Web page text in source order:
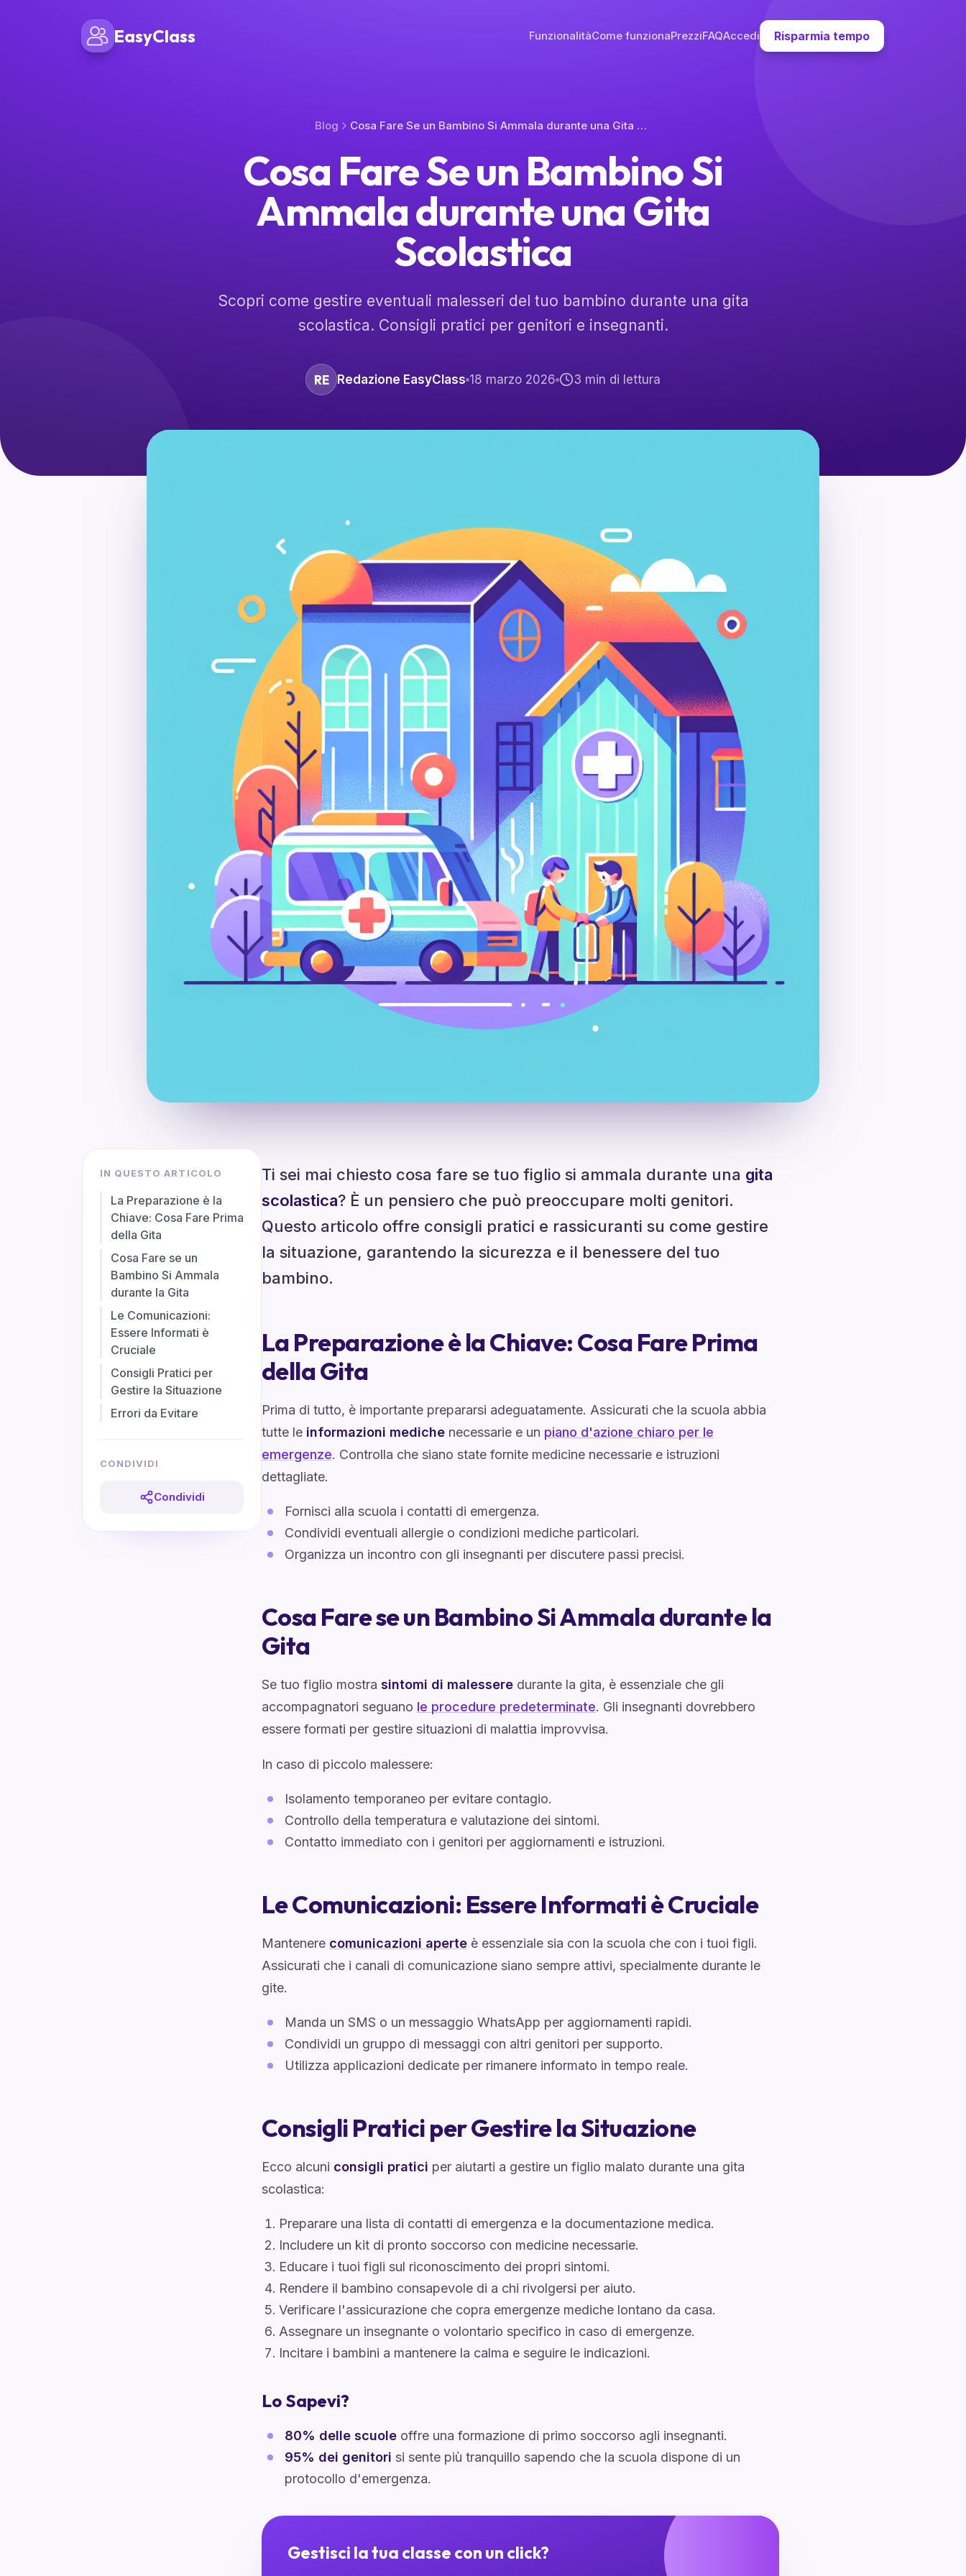
EasyClass FunzionalitàCome funzionaPrezziFAQAccedi Risparmia tempo
Blog Cosa Fare Se un Bambino Si Ammala durante una Gita Scolastica
Cosa Fare Se un Bambino Si
Ammala durante una Gita
Scolastica
Scopri come gestire eventuali malesseri del tuo bambino durante una gita
scolastica. Consigli pratici per genitori e insegnanti.
RE Redazione EasyClass 18 marzo 2026 3 min di lettura
IN QUESTO ARTICOLO
La Preparazione è la
Chiave: Cosa Fare Prima
della Gita
Cosa Fare se un
Bambino Si Ammala
durante la Gita
Le Comunicazioni:
Essere Informati è
Cruciale
Consigli Pratici per
Gestire la Situazione
Errori da Evitare
CONDIVIDI
Condividi
Ti sei mai chiesto cosa fare se tuo figlio si ammala durante una gita
scolastica? È un pensiero che può preoccupare molti genitori.
Questo articolo offre consigli pratici e rassicuranti su come gestire
la situazione, garantendo la sicurezza e il benessere del tuo
bambino.
La Preparazione è la Chiave: Cosa Fare Prima
della Gita
Prima di tutto, è importante prepararsi adeguatamente. Assicurati che la scuola abbia
tutte le informazioni mediche necessarie e un piano d'azione chiaro per le
emergenze. Controlla che siano state fornite medicine necessarie e istruzioni
dettagliate.
Fornisci alla scuola i contatti di emergenza.
Condividi eventuali allergie o condizioni mediche particolari.
Organizza un incontro con gli insegnanti per discutere passi precisi.
Cosa Fare se un Bambino Si Ammala durante la
Gita
Se tuo figlio mostra sintomi di malessere durante la gita, è essenziale che gli
accompagnatori seguano le procedure predeterminate. Gli insegnanti dovrebbero
essere formati per gestire situazioni di malattia improvvisa.
In caso di piccolo malessere:
Isolamento temporaneo per evitare contagio.
Controllo della temperatura e valutazione dei sintomi.
Contatto immediato con i genitori per aggiornamenti e istruzioni.
Le Comunicazioni: Essere Informati è Cruciale
Mantenere comunicazioni aperte è essenziale sia con la scuola che con i tuoi figli.
Assicurati che i canali di comunicazione siano sempre attivi, specialmente durante le
gite.
Manda un SMS o un messaggio WhatsApp per aggiornamenti rapidi.
Condividi un gruppo di messaggi con altri genitori per supporto.
Utilizza applicazioni dedicate per rimanere informato in tempo reale.
Consigli Pratici per Gestire la Situazione
Ecco alcuni consigli pratici per aiutarti a gestire un figlio malato durante una gita
scolastica:
Preparare una lista di contatti di emergenza e la documentazione medica.
Includere un kit di pronto soccorso con medicine necessarie.
Educare i tuoi figli sul riconoscimento dei propri sintomi.
Rendere il bambino consapevole di a chi rivolgersi per aiuto.
Verificare l'assicurazione che copra emergenze mediche lontano da casa.
Assegnare un insegnante o volontario specifico in caso di emergenze.
Incitare i bambini a mantenere la calma e seguire le indicazioni.
Lo Sapevi?
80% delle scuole offre una formazione di primo soccorso agli insegnanti.
95% dei genitori si sente più tranquillo sapendo che la scuola dispone di un
protocollo d'emergenza.
Gestisci la tua classe con un click?